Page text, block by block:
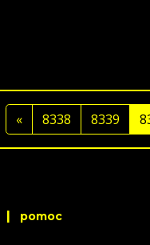
« 8338 8339
| pomoc